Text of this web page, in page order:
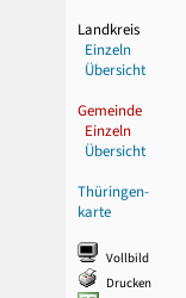
Landkreis
Einzeln
Übersicht
Gemeinde
Einzeln
Übersicht
Thüringen-
karte
Vollbild
Drucken